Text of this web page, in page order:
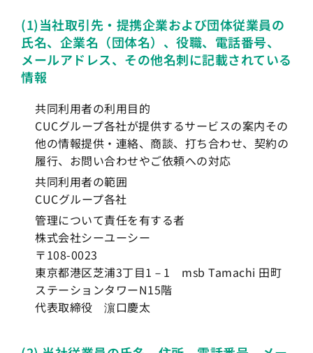
(1)当社取引先・提携企業および団体従業員の
氏名、企業名（団体名）、役職、電話番号、
メールアドレス、その他名刺に記載されている
情報
共同利用者の利用目的
CUCグループ各社が提供するサービスの案内その
他の情報提供・連絡、商談、打ち合わせ、契約の
履行、お問い合わせやご依頼への対応
共同利用者の範囲
CUCグループ各社
管理について責任を有する者
株式会社シーユーシー
〒108-0023
東京都港区芝浦3丁目1－1 msb Tamachi 田町
ステーションタワーN15階
代表取締役 濵口慶太